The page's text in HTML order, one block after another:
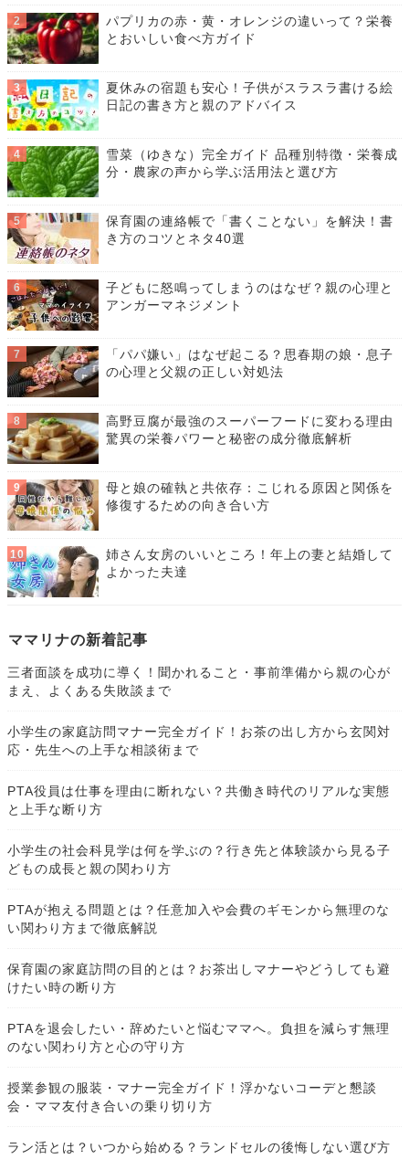
パプリカの赤・黄・オレンジの違いって？栄養
とおいしい食べ方ガイド
夏休みの宿題も安心！子供がスラスラ書ける絵
日記の書き方と親のアドバイス
雪菜（ゆきな）完全ガイド 品種別特徴・栄養成
分・農家の声から学ぶ活用法と選び方
保育園の連絡帳で「書くことない」を解決！書
き方のコツとネタ40選
子どもに怒鳴ってしまうのはなぜ？親の心理と
アンガーマネジメント
「パパ嫌い」はなぜ起こる？思春期の娘・息子
の心理と父親の正しい対処法
高野豆腐が最強のスーパーフードに変わる理由
驚異の栄養パワーと秘密の成分徹底解析
母と娘の確執と共依存：こじれる原因と関係を
修復するための向き合い方
姉さん女房のいいところ！年上の妻と結婚して
よかった夫達
ママリナの新着記事
三者面談を成功に導く！聞かれること・事前準備から親の心が
まえ、よくある失敗談まで
小学生の家庭訪問マナー完全ガイド！お茶の出し方から玄関対
応・先生への上手な相談術まで
PTA役員は仕事を理由に断れない？共働き時代のリアルな実態
と上手な断り方
小学生の社会科見学は何を学ぶの？行き先と体験談から見る子
どもの成長と親の関わり方
PTAが抱える問題とは？任意加入や会費のギモンから無理のな
い関わり方まで徹底解説
保育園の家庭訪問の目的とは？お茶出しマナーやどうしても避
けたい時の断り方
PTAを退会したい・辞めたいと悩むママへ。負担を減らす無理
のない関わり方と心の守り方
授業参観の服装・マナー完全ガイド！浮かないコーデと懇談
会・ママ友付き合いの乗り切り方
ラン活とは？いつから始める？ランドセルの後悔しない選び方